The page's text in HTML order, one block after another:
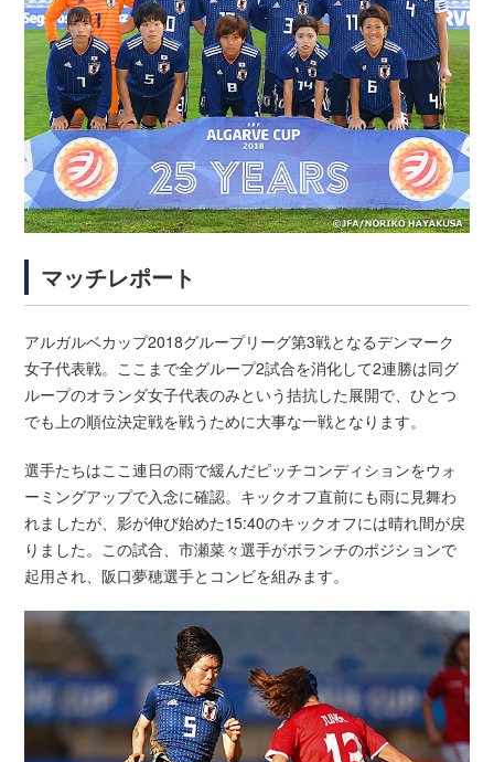
マッチレポート
アルガルベカップ2018グループリーグ第3戦となるデンマーク
女子代表戦。ここまで全グループ2試合を消化して2連勝は同グ
ループのオランダ女子代表のみという拮抗した展開で、ひとつ
でも上の順位決定戦を戦うために大事な一戦となります。
選手たちはここ連日の雨で緩んだピッチコンディションをウォ
ーミングアップで入念に確認。キックオフ直前にも雨に見舞わ
れましたが、影が伸び始めた15:40のキックオフには晴れ間が戻
りました。この試合、市瀬菜々選手がボランチのポジションで
起用され、阪口夢穂選手とコンビを組みます。